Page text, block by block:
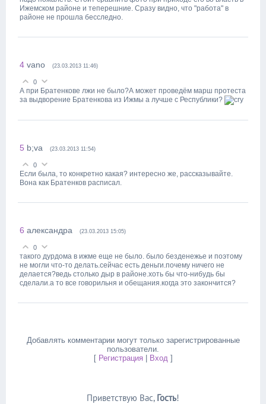
Ижемском районе и теперешние. Сразу видно, что "работа" в
районе не прошла бесследно.
4 vano (23.03.2013 11:46)
0
А при Братенкове лжи не было?А может проведём марш протеста
за выдворение Братенкова из Ижмы а лучше с Республики?
5 b;va (23.03.2013 11:54)
0
Если была, то конкретно какая? интересно же, рассказывайте.
Вона как Братенков расписал.
6 александра (23.03.2013 15:05)
0
такого дурдома в ижме еще не было. было безденежье и поэтому
не могли что-то делать.сейчас есть деньги.почему ничего не
делается?ведь столько дыр в районе.хоть бы что-нибудь бы
сделали.а то все говорильня и обещания.когда это закончится?
Добавлять комментарии могут только зарегистрированные
пользователи.
[ Регистрация| Вход]
Приветствую Вас, Гость!